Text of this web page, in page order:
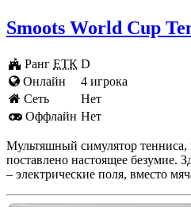
Smoots World Cup
Ранг ЕТК D
Онлайн
4 игрока
Cеть
Нет
Оффлайн Нет
Мультяшный симулятор тенниса,
поставлено настоящее безумие.
– электрические поля, вместо